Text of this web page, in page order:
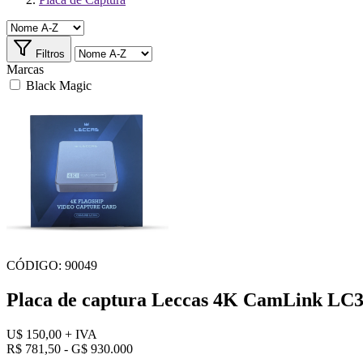
Filtros
Marcas
Black Magic
CÓDIGO: 90049
Placa de captura Leccas 4K CamLink
U$ 150,00 + IVA
R$ 781,50 - G$ 930.000